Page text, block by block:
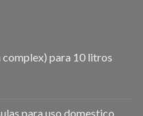
para 10 litros
para uso domestico